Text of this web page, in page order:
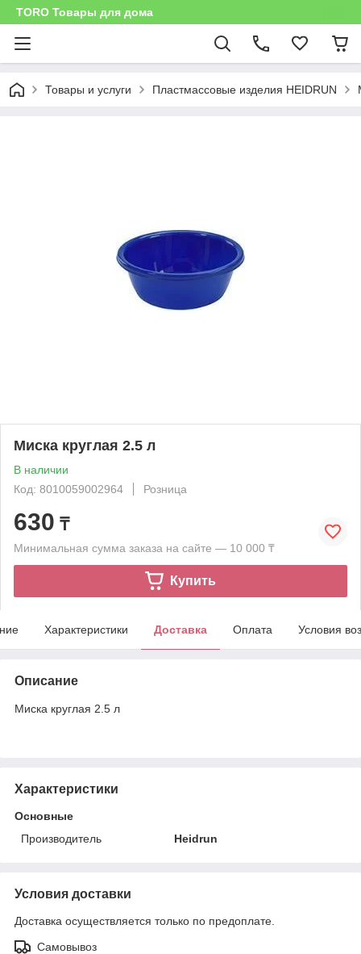
TORO Товары для дома
Товары и услуги Пластмассовые изделия HEIDRUN
Миска круглая 2.5 л
В наличии
Код: 8010059002964
Розница
630 ₸
Минимальная сумма заказа на сайте — 10 000 ₸
Купить
Характеристики Доставка Оплата Условия
Описание
Миска круглая 2.5 л
Характеристики
Основные
Производитель
Heidrun
Условия доставки
Доставка осуществляется только по предоплате.
Самовывоз